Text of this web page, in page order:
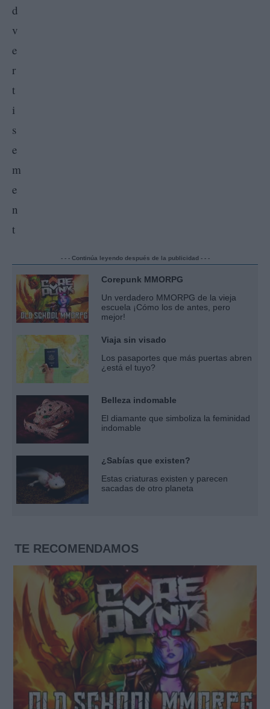
- - - Continúa leyendo después de la publicidad - - -
Corepunk MMORPG
Un verdadero MMORPG de la vieja
escuela ¡Cómo los de antes, pero
mejor!
Viaja sin visado
Los pasaportes que más puertas abren
¿está el tuyo?
Belleza indomable
El diamante que simboliza la feminidad
indomable
¿Sabías que existen?
Estas criaturas existen y parecen
sacadas de otro planeta
TE RECOMENDAMOS